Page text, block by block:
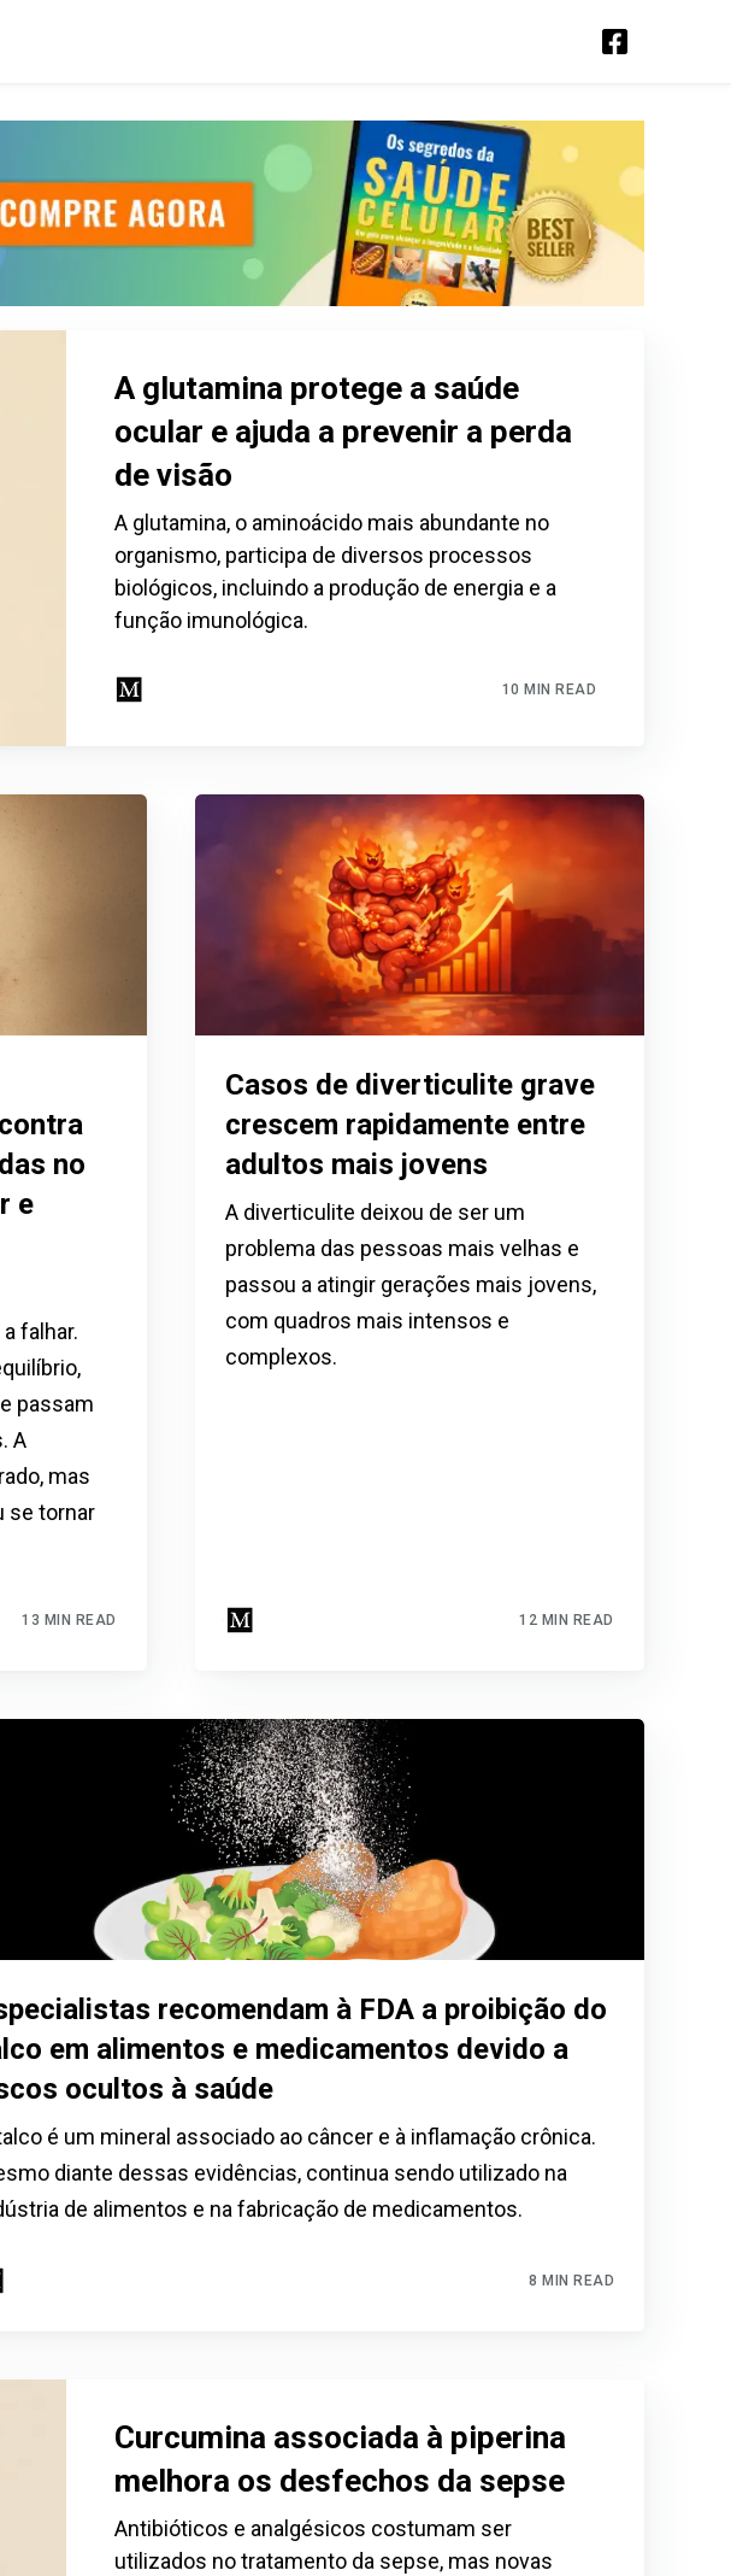
A glutamina protege a saúde
ocular e ajuda a prevenir a perda
de visão
A glutamina, o aminoácido mais abundante no
organismo, participa de diversos processos
biológicos, incluindo a produção de energia e a
função imunológica.
10 MIN READ
no
e
falhar.
passam
A
mas
se tornar
13 MIN READ
Casos de diverticulite grave
crescem rapidamente entre
adultos mais jovens
A diverticulite deixou de ser um
problema das pessoas mais velhas e
passou a atingir gerações mais jovens,
com quadros mais intensos e
complexos.
12 MIN READ
recomendam à FDA a proibição do
em alimentos e medicamentos devido a
ocultos à saúde
é um mineral associado ao câncer e à inflamação crônica.
diante dessas evidências, continua sendo utilizado na
de alimentos e na fabricação de medicamentos.
8 MIN READ
Curcumina associada à piperina
melhora os desfechos da sepse
Antibióticos e analgésicos costumam ser
utilizados ​​no tratamento da sepse, mas novas
×
#1 boletim
DE